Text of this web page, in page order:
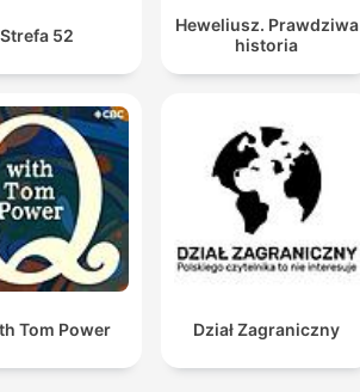
Strefa 52
Heweliusz. Prawdziwa
historia
Tom Power Dział Zagraniczny